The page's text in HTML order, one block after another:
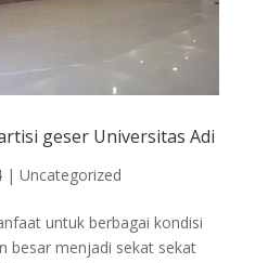
geser Universitas Adi
| Uncategorized
untuk berbagai kondisi
besar menjadi sekat sekat